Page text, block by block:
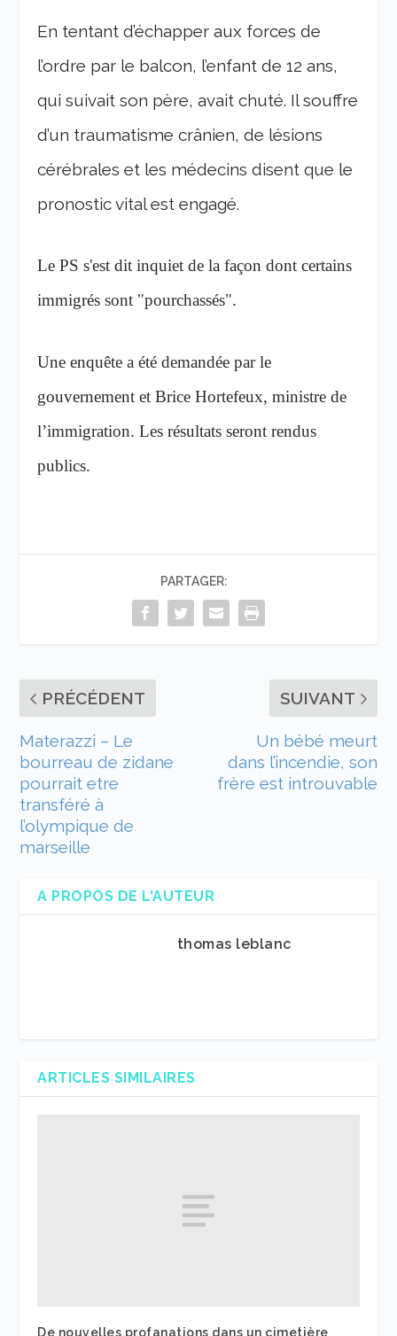
En tentant d’échapper aux forces de
l’ordre par le balcon, l’enfant de 12 ans,
qui suivait son père, avait chuté. Il souffre
d’un traumatisme crânien, de lésions
cérébrales et les médecins disent que le
pronostic vital est engagé.
Le PS s'est dit inquiet de la façon dont certains
immigrés sont "pourchassés".
Une enquête a été demandée par le
gouvernement et Brice Hortefeux, ministre de
l’immigration. Les résultats seront rendus
publics.
PARTAGER:
PRÉCÉDENT
Materazzi – Le
bourreau de zidane
pourrait etre
transféré à
l’olympique de
marseille
SUIVANT
Un bébé meurt
dans l’incendie, son
frère est introuvable
A PROPOS DE L'AUTEUR
thomas leblanc
ARTICLES SIMILAIRES
De nouvelles profanations dans un cimetière